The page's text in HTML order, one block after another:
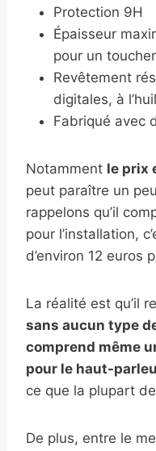
Protection 9H
Épaisseur
pour un
Revêtement
digitales, à
Fabriqué avec
Notamment le prix
peut paraître un
rappelons qu’il
pour l’installation,
d’environ 12 euros
La réalité est qu’il
sans aucun type
comprend même
pour le haut-
ce que la plupart
De plus, entre le